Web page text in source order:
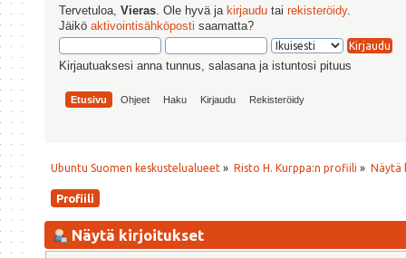
Tervetuloa,Vieras . Ole hyvä ja kirjaudu tairekisteröidy.
Jäiköaktivointisähköposti saamatta?
Kirjautuaksesi anna tunnus, salasana ja istuntosi pituus
Etusivu Ohjeet Haku Kirjaudu Rekisteröidy
Ubuntu Suomen keskustelualueet » Risto H. Kurppa:n profiili » Näytä
Profiili
Näytä kirjoitukset